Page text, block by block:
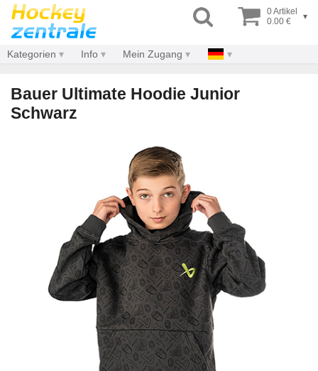
0 Artikel
0.00 €
▾
Kategorien Info Mein Zugang
Bauer Ultimate Hoodie Junior
Schwarz